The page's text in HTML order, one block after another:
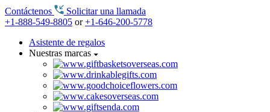
Contáctenos
Solicitar una llamada
+1-888-549-8805 or+1-646-200-5778
Asistente de regalos
Nuestras marcas